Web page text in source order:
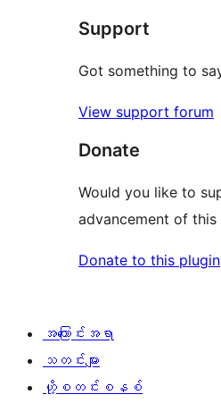
Support
Got something to
View support forum
Donate
Would you like to
advancement of this
Donate to this plugin
အကြောင်းအရာ
သတင်းများ
ဟို့စတင်းစနစ်